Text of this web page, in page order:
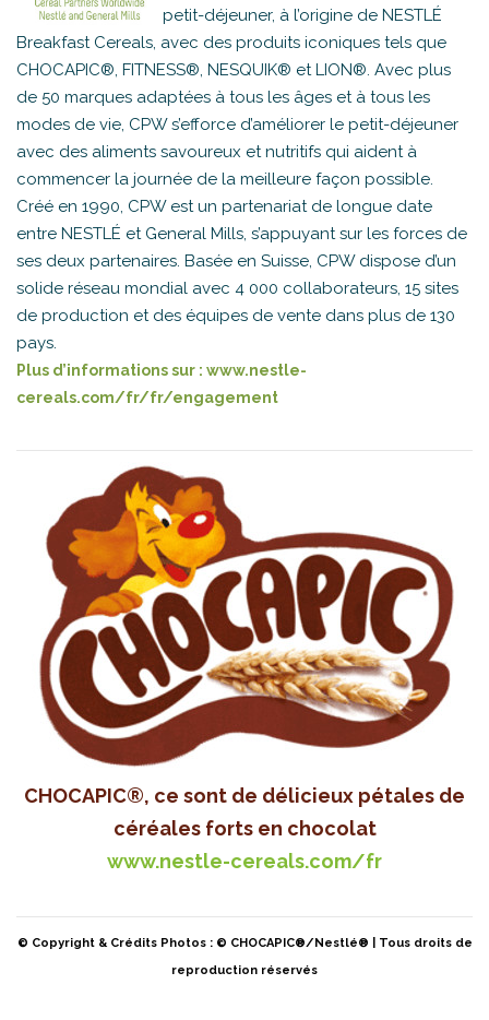
petit-déjeuner, à l’origine de NESTLÉ
Breakfast Cereals, avec des produits iconiques tels que
CHOCAPIC®, FITNESS®, NESQUIK® et LION®. Avec plus
de 50 marques adaptées à tous les âges et à tous les
modes de vie, CPW s’efforce d’améliorer le petit-déjeuner
avec des aliments savoureux et nutritifs qui aident à
commencer la journée de la meilleure façon possible.
Créé en 1990, CPW est un partenariat de longue date
entre NESTLÉ et General Mills, s’appuyant sur les forces de
ses deux partenaires. Basée en Suisse, CPW dispose d’un
solide réseau mondial avec 4 000 collaborateurs, 15 sites
de production et des équipes de vente dans plus de 130
pays.
Plus d’informations sur : www.nestle-
cereals.com/fr/fr/engagement
CHOCAPIC®, ce sont de délicieux pétales de
céréales forts en chocolat
www.nestle-cereals.com/fr
© Copyright & Crédits Photos : © CHOCAPIC®/Nestlé® | Tous droits de
reproduction réservés